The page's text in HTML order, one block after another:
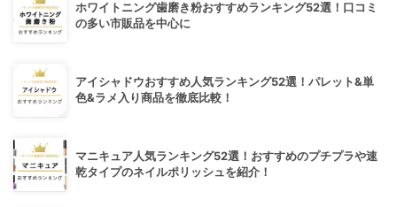
ホワイトニング歯磨き粉おすすめランキング52選！口コミ
の多い市販品を中心に
アイシャドウおすすめ人気ランキング52選！パレット&単
色&ラメ入り商品を徹底比較！
マニキュア人気ランキング52選！おすすめのプチプラや速
乾タイプのネイルポリッシュを紹介！